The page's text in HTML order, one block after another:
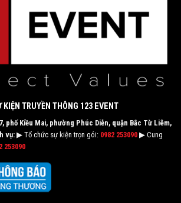
KIỆN TRUYỀN THÔNG 123 EVENT
phố Kiều Mai, phường Phúc Diễn, quận Bắc Từ Liêm,
vụ:▶ Tổ chức sự kiện trọn gói: 0982 253090▶ Cung
253090